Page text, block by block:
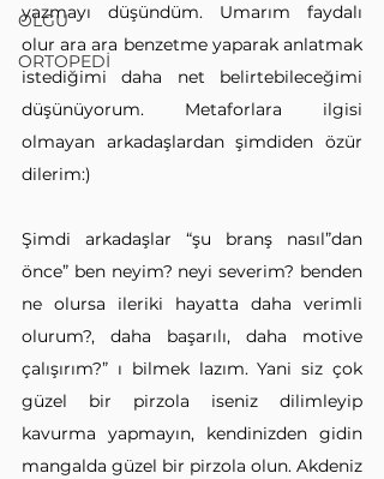
OLGU
ORTOPEDİ
yazmayı düşündüm. Umarım faydalı
olur ara ara benzetme yaparak anlatmak
istediğimi daha net belirtebileceğimi
düşünüyorum. Metaforlara ilgisi
olmayan arkadaşlardan şimdiden özür
dilerim:)
Şimdi arkadaşlar “şu branş nasıl”dan
önce” ben neyim? neyi severim? benden
ne olursa ileriki hayatta daha verimli
olurum?, daha başarılı, daha motive
çalışırım?” ı bilmek lazım. Yani siz çok
güzel bir pirzola iseniz dilimleyip
kavurma yapmayın, kendinizden gidin
mangalda güzel bir pirzola olun. Akdeniz